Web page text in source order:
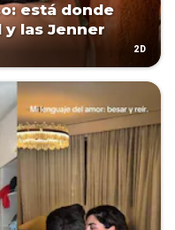
está donde
y las Jenner
2D